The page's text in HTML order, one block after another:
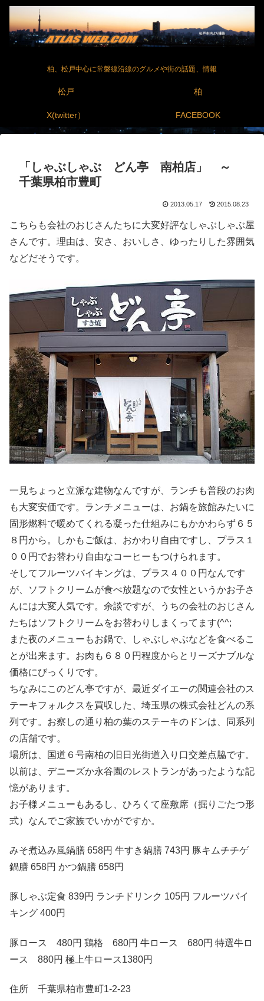
柏、松戸中心に常磐線沿線のグルメや街の話題、情報
松戸 柏
X(twitter） FACEBOOK
「しゃぶしゃぶ どん亭 南柏店」 ～
千葉県柏市豊町
2013.05.17 2015.08.23
こちらも会社のおじさんたちに大変好評なしゃぶしゃぶ屋
さんです。理由は、安さ、おいしさ、ゆったりした雰囲気
などだそうです。
一見ちょっと立派な建物なんですが、ランチも普段のお肉
も大変安価です。ランチメニューは、お鍋を旅館みたいに
固形燃料で暖めてくれる凝った仕組みにもかかわらず６５
８円から。しかもご飯は、おかわり自由ですし、プラス１
００円でお替わり自由なコーヒーもつけられます。
そしてフルーツバイキングは、プラス４００円なんです
が、ソフトクリームが食べ放題なので女性というかお子さ
んには大変人気です。余談ですが、うちの会社のおじさん
たちはソフトクリームをお替わりしまくってます(^^;
また夜のメニューもお鍋で、しゃぶしゃぶなどを食べるこ
とが出来ます。お肉も６８０円程度からとリーズナブルな
価格にびっくりです。
ちなみにこのどん亭ですが、最近ダイエーの関連会社のス
テーキフォルクスを買収した、埼玉県の株式会社どんの系
列です。お察しの通り柏の葉のステーキのドンは、同系列
の店舗です。
場所は、国道６号南柏の旧日光街道入り口交差点脇です。
以前は、デニーズか永谷園のレストランがあったような記
憶があります。
お子様メニューもあるし、ひろくて座敷席（掘りごたつ形
式）なんでご家族でいかがですか。
みそ煮込み風鍋膳 658円 牛すき鍋膳 743円 豚キムチチゲ
鍋膳 658円 かつ鍋膳 658円
豚しゃぶ定食 839円 ランチドリンク 105円 フルーツバイ
キング 400円
豚ロース 480円 鶏格 680円 牛ロース 680円 特選牛ロ
ース 880円 極上牛ロース1380円
住所 千葉県柏市豊町1-2-23